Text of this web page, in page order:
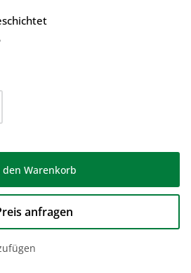
Gib den gewünschten
den Warenkorb
anfragen